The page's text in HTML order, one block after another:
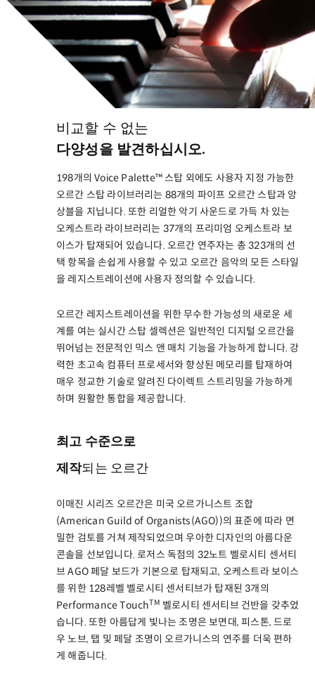
비교할 수 없는
다양성을 발견하십시오.
198개의 Voice Palette™ 스탑 외에도 사용자 지정 가능한
오르간 스탑 라이브러리는 88개의 파이프 오르간 스탑과 앙
상블을 지닙니다. 또한 리얼한 악기 사운드로 가득 차 있는
오케스트라 라이브러리는 37개의 프리미엄 오케스트라 보
이스가 탑재되어 있습니다. 오르간 연주자는 총 323개의 선
택 항목을 손쉽게 사용할 수 있고 오르간 음악의 모든 스타일
을 레지스트레이션에 사용자 정의할 수 있습니다.
오르간 레지스트레이션을 위한 무수한 가능성의 새로운 세
계를 여는 실시간 스탑 셀렉션은 일반적인 디지털 오르간을
뛰어넘는 전문적인 믹스 앤 매치 기능을 가능하게 합니다. 강
력한 초고속 컴퓨터 프로세서와 향상된 메모리를 탑재하여
매우 정교한 기술로 알려진 다이렉트 스트리밍을 가능하게
하며 원활한 통합을 제공합니다.
최고 수준으로
제작되는 오르간
이매진 시리즈 오르간은 미국 오르가니스트 조합
(American Guild of Organists(AGO))의 표준에 따라 면
밀한 검토를 거쳐 제작되었으며 우아한 디자인의 아름다운
콘솔을 선보입니다. 로저스 독점의 32노트 벨로시티 센서티
브 AGO 페달 보드가 기본으로 탑재되고, 오케스트라 보이스
를 위한 128레벨 벨로시티 센서티브가 탑재된 3개의
Performance TouchTM 벨로시티 센서티브 건반을 갖추었
습니다. 또한 아름답게 빛나는 조명은 보면대, 피스톤, 드로
우 노브, 탭 및 페달 조명이 오르가니스의 연주를 더욱 편하
게 해줍니다.